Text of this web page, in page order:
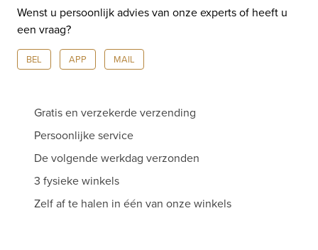
Wenst u persoonlijk advies van onze experts of heeft u
een vraag?
BEL APP MAIL
Gratis en verzekerde verzending
Persoonlijke service
De volgende werkdag verzonden
3 fysieke winkels
Zelf af te halen in één van onze winkels